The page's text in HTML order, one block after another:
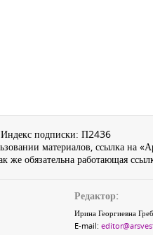
подписки: П2436
материалов, ссылка на
же обязательна работающая
Редактор:
Ирина Георгиевна
E-mail: